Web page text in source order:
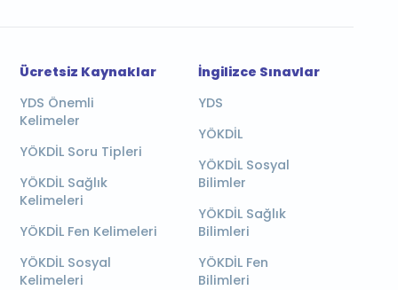
Ücretsiz Kaynaklar
YDS Önemli
Kelimeler
YÖKDİL Soru Tipleri
YÖKDİL Sağlık
Kelimeleri
YÖKDİL Fen Kelimeleri
YÖKDİL Sosyal
Kelimeleri
İngilizce Sınavlar
YDS
YÖKDİL
YÖKDİL Sosyal
Bilimler
YÖKDİL Sağlık
Bilimleri
YÖKDİL Fen
Bilimleri